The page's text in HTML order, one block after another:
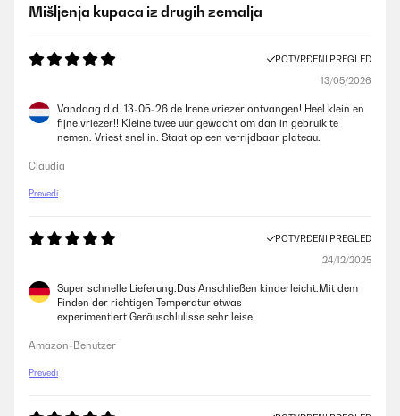
Mišljenja kupaca iz drugih zemalja
POTVRĐENI PREGLED
13/05/2026
Vandaag d.d. 13-05-26 de Irene vriezer ontvangen! Heel klein en
fijne vriezer!! Kleine twee uur gewacht om dan in gebruik te
nemen. Vriest snel in. Staat op een verrijdbaar plateau.
Claudia
Prevedi
POTVRĐENI PREGLED
24/12/2025
Super schnelle Lieferung.Das Anschließen kinderleicht.Mit dem
Finden der richtigen Temperatur etwas
experimentiert.Geräuschlulisse sehr leise.
Amazon-Benutzer
Prevedi